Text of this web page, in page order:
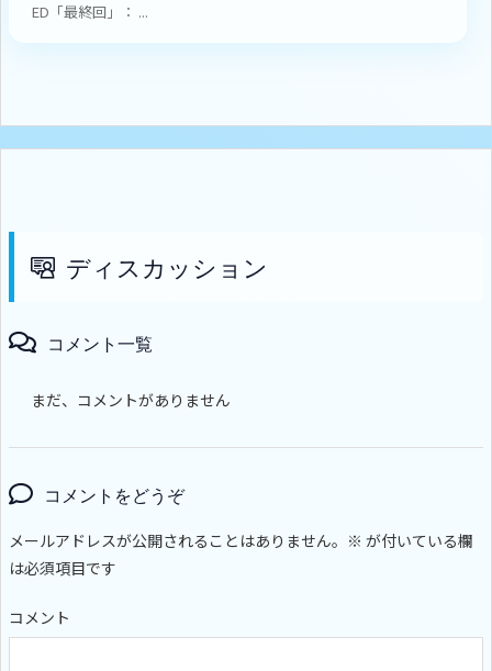
ED「最終回」： ...
ディスカッション
コメント一覧
まだ、コメントがありません
コメントをどうぞ
メールアドレスが公開されることはありません。 ※ が付いている欄
は必須項目です
コメント